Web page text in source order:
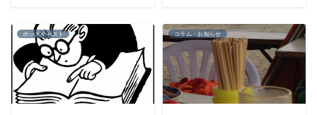
ポッドキャスト コラム・お知らせ